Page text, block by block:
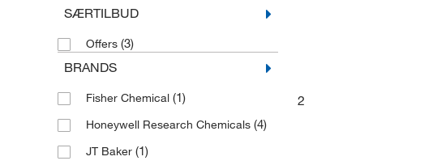
SÆRTILBUD
Offers (3)
BRANDS
Fisher Chemical (1)
Honeywell Research Chemicals (4)
JT Baker (1)
2